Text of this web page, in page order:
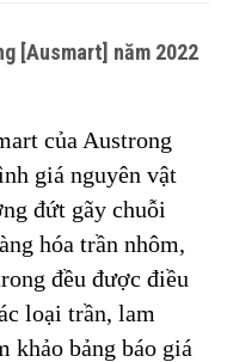
[Ausmart] năm 2022
của Austrong
giá nguyên vật
đứt gãy chuỗi
hóa trần nhôm,
đều được điều
loại trần, lam
khảo bảng báo giá